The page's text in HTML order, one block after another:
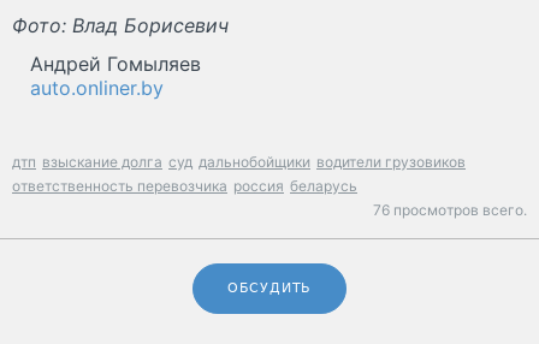
Фото: Влад Борисевич
Андрей Гомыляев
auto.onliner.by
дтп взыскание долга суд дальнобойщики водители грузовиков
ответственность перевозчика россия беларусь
76 просмотров всего.
ОБСУДИТЬ